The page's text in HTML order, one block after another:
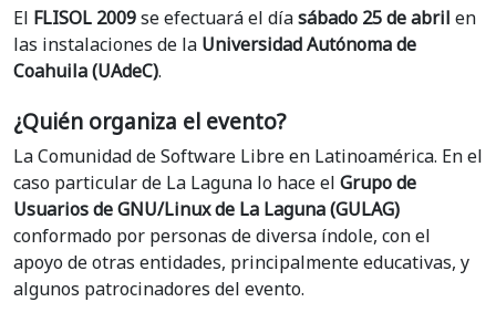
El FLISOL 2009se efectuará el díasábado 25 de abril en
las instalaciones de la Universidad Autónoma de
Coahuila (UAdeC).
¿Quién organiza el evento?
La Comunidad de Software Libre en Latinoamérica. En el
caso particular de La Laguna lo hace el Grupo de
Usuarios de GNU/Linux de La Laguna (GULAG)
conformado por personas de diversa índole, con el
apoyo de otras entidades, principalmente educativas, y
algunos patrocinadores del evento.